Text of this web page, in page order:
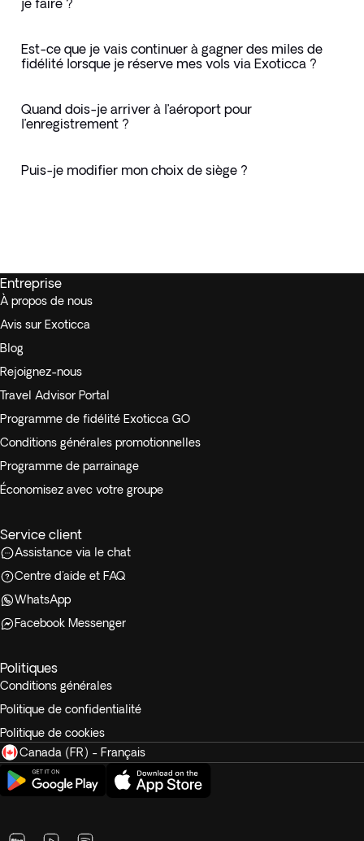
je faire ?
Est-ce que je vais continuer à gagner des miles de
fidélité lorsque je réserve mes vols via Exoticca ?
Quand dois-je arriver à l’aéroport pour
l’enregistrement ?
Puis-je modifier mon choix de siège ?